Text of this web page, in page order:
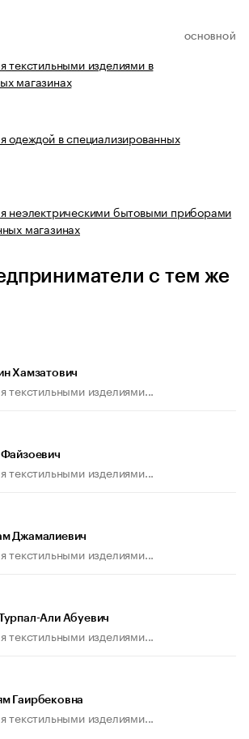
ОСНОВНОЙ
текстильными изделиями в
магазинах
одеждой в специализированных
неэлектрическими бытовыми приборами
магазинах
с тем же
Хамзатович
текстильными изделиями...
текстильными изделиями...
Джамалиевич
текстильными изделиями...
Али Абуевич
текстильными изделиями...
Гаирбековна
текстильными изделиями...